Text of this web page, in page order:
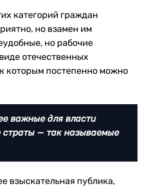
категорий граждан
но взамен им
но рабочие
отечественных
которым постепенно можно
важные для власти
страты — так называемые
взыскательная публика,